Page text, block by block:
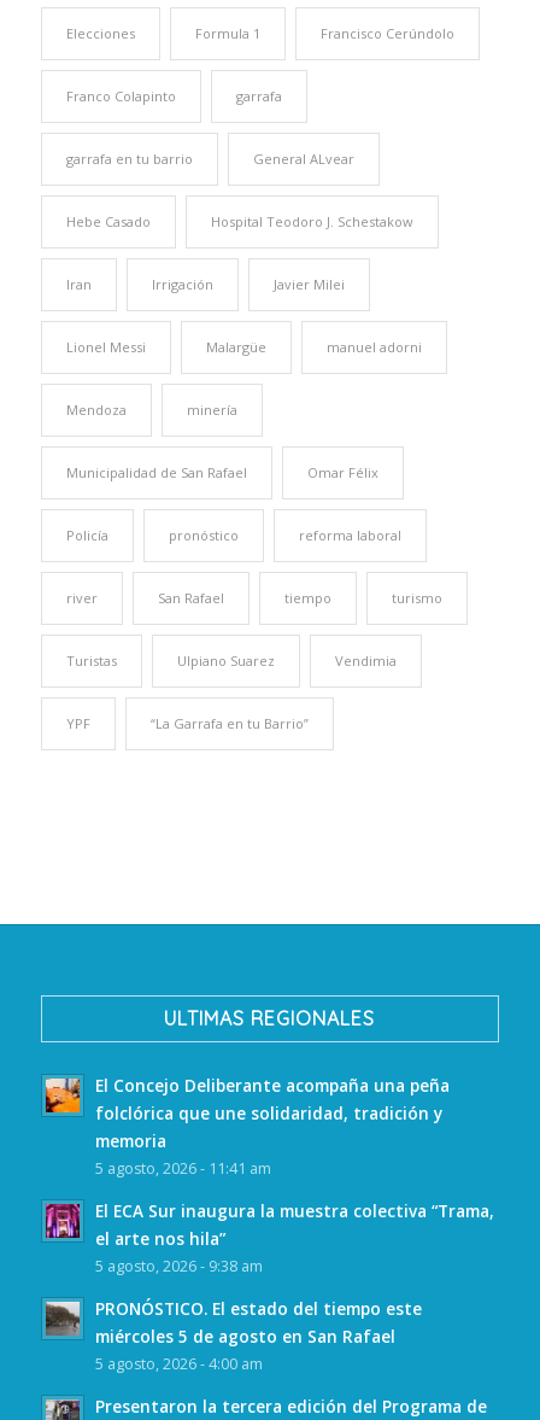
Elecciones Formula 1 Francisco Cerúndolo
Franco Colapinto garrafa
garrafa en tu barrio General ALvear
Hebe Casado Hospital Teodoro J. Schestakow
Iran Irrigación Javier Milei
Lionel Messi Malargüe manuel adorni
Mendoza minería
Municipalidad de San Rafael Omar Félix
Policía pronóstico reforma laboral
river San Rafael tiempo turismo
Turistas Ulpiano Suarez Vendimia
YPF “La Garrafa en tu Barrio”
ULTIMAS REGIONALES
El Concejo Deliberante acompaña una peña
folclórica que une solidaridad, tradición y
memoria
5 agosto, 2026 - 11:41 am
El ECA Sur inaugura la muestra colectiva “Trama,
el arte nos hila”
5 agosto, 2026 - 9:38 am
PRONÓSTICO. El estado del tiempo este
miércoles 5 de agosto en San Rafael
5 agosto, 2026 - 4:00 am
Presentaron la tercera edición del Programa de